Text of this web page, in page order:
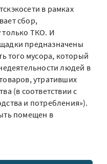
в рамках
сбор,
только ТКО. И
предназначены
того мусора, который
людей в
утративших
(в соответствии с
и потребления»).
помещен в